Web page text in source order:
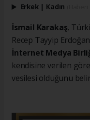
Erkek | Kadın
İsmail Karakaş,
Recep Tayyip
İnternet Medya
kendisine verilen
vesilesi olduğunu